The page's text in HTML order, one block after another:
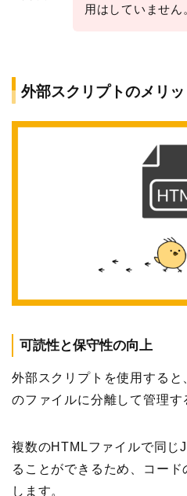
用はしていません
外部スクリプトのメリッ
可読性と保守性の向上
外部スクリプトを使用する
のファイルに分離して管理す
複数のHTMLファイルで同じ
ることができるため、コー
します。